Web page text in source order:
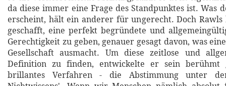
da diese immer eine Frage des Standpunktes ist. Was
erscheint, hält ein anderer für ungerecht. Doch Rawls
geschafft, eine perfekt begründete und
Gerechtigkeit zu geben, genauer gesagt davon, was
Gesellschaft ausmacht. Um diese zeitlose und
Definition zu finden, entwickelte er sein berühmt
brillantes Verfahren - die Abstimmung unter